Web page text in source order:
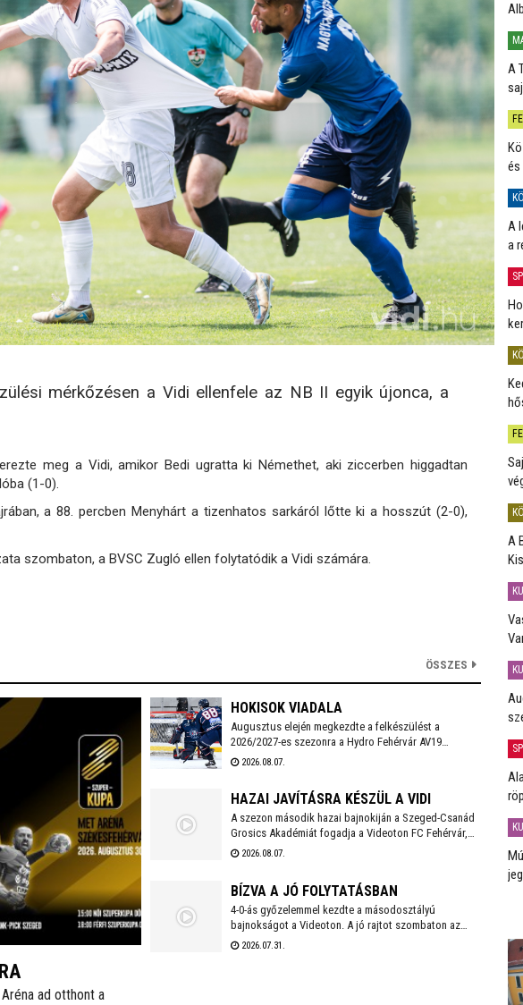
mérkőzésen a Vidi ellenfele az NB II egyik újonca, a
meg a Vidi, amikor Bedi ugratta ki Némethet, aki ziccerben higgadtan
(1-0).
a 88. percben Menyhárt a tizenhatos sarkáról lőtte ki a hosszút (2-0),
szombaton, a BVSC Zugló ellen folytatódik a Vidi számára.
ÖSSZES
ad otthont a
HOKISOK VIADALA
Augusztus elején megkezdte a felkészülést a
2026/2027-es szezonra a Hydro Fehérvár AV19
jégkorongcsapata. Az edzéseken részt vesz a FEHA19
2026.08.07.
HAZAI JAVÍTÁSRA KÉSZÜL A VIDI
A szezon második hazai bajnokiján a Szeged-Csanád
Grosics Akadémiát fogadja a Videoton FC Fehérvár,
amely a Kazincbarcika elleni vereséget követően
2026.08.07.
BÍZVA A JÓ FOLYTATÁSBAN
4-0-ás győzelemmel kezdte a másodosztályú
bajnokságot a Videoton. A jó rajtot szombaton az
első idegenbeli mérkőzés követi, a tavaly még NB I-es
2026.07.31.
A
és
A
a
A